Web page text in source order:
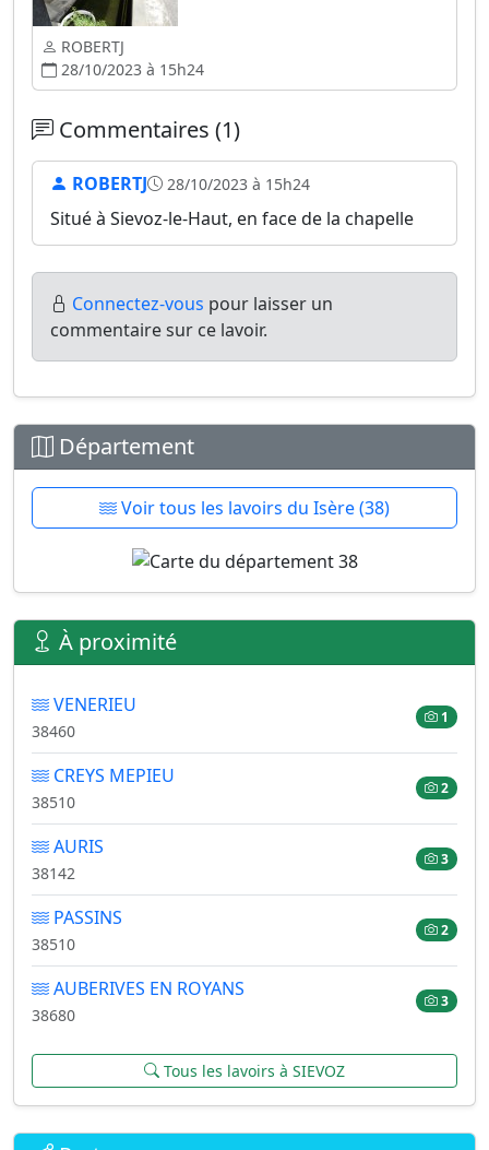
ROBERTJ
28/10/2023 à 15h24
Commentaires (1)
ROBERTJ 28/10/2023 à 15h24
Situé à Sievoz-le-Haut, en face de la chapelle
Connectez-vous pour laisser un
commentaire sur ce lavoir.
Département
Voir tous les lavoirs du Isère (38)
À proximité
VENERIEU
38460
1
CREYS MEPIEU
38510
2
AURIS
38142
3
PASSINS
38510
2
AUBERIVES EN ROYANS
38680
3
Tous les lavoirs à SIEVOZ